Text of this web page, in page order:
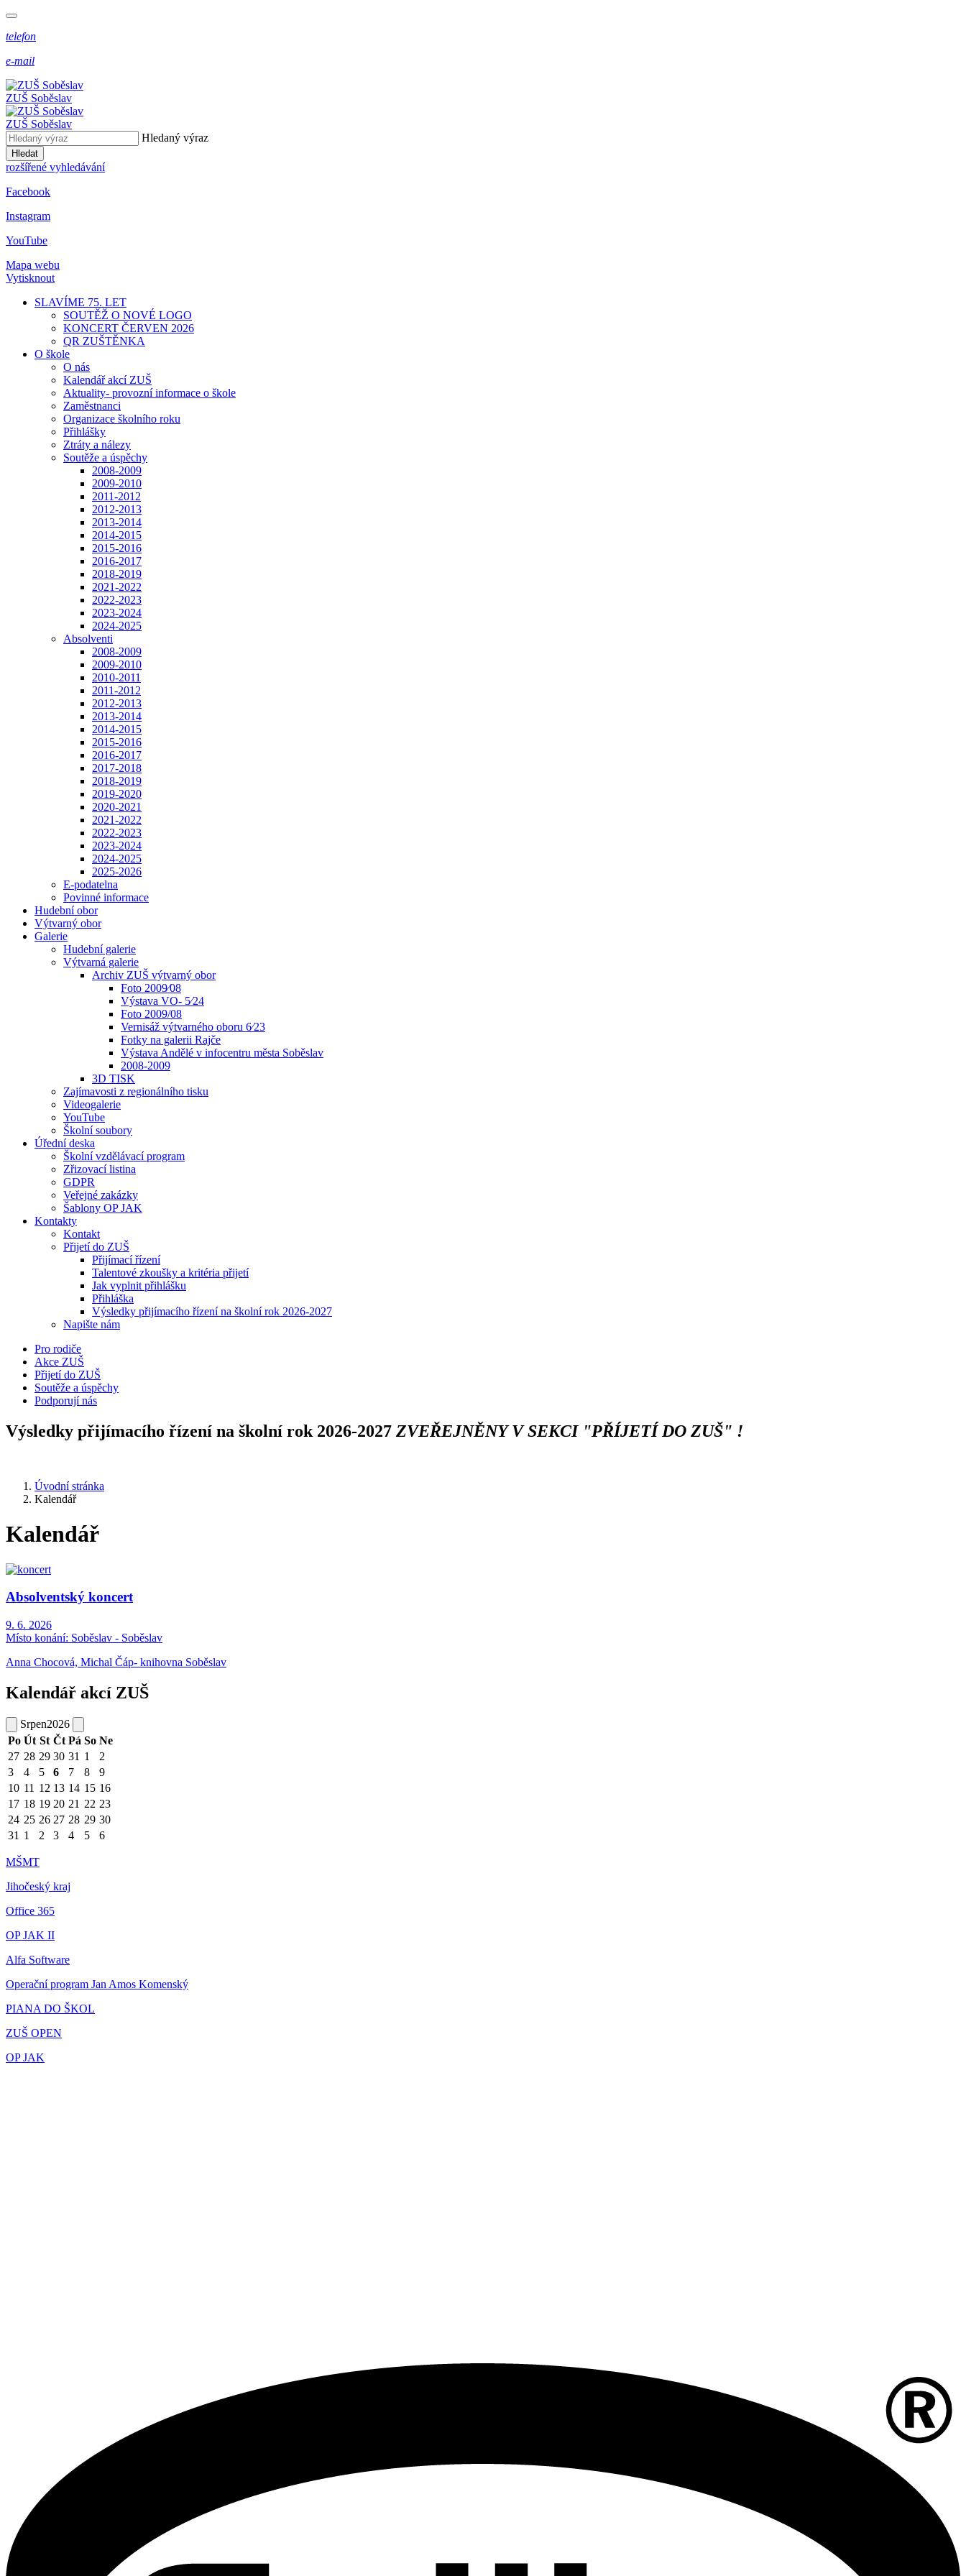
telefon
e-mail
ZUŠ Soběslav
ZUŠ Soběslav
Hledaný výraz
Hledat
rozšířené vyhledávání
Facebook
Instagram
YouTube
Mapa webu
Vytisknout
SLAVÍME 75. LET
SOUTĚŽ O NOVÉ LOGO
KONCERT ČERVEN 2026
QR ZUŠTĚNKA
O škole
O nás
Kalendář akcí ZUŠ
Aktuality- provozní informace o škole
Zaměstnanci
Organizace školního roku
Přihlášky
Ztráty a nálezy
Soutěže a úspěchy
2008-2009
2009-2010
2011-2012
2012-2013
2013-2014
2014-2015
2015-2016
2016-2017
2018-2019
2021-2022
2022-2023
2023-2024
2024-2025
Absolventi
2008-2009
2009-2010
2010-2011
2011-2012
2012-2013
2013-2014
2014-2015
2015-2016
2016-2017
2017-2018
2018-2019
2019-2020
2020-2021
2021-2022
2022-2023
2023-2024
2024-2025
2025-2026
E-podatelna
Povinné informace
Hudební obor
Výtvarný obor
Galerie
Hudební galerie
Výtvarná galerie
Archiv ZUŠ výtvarný obor
Foto 2009⁄08
Výstava VO- 5⁄24
Foto 2009/08
Vernisáž výtvarného oboru 6⁄23
Fotky na galerii Rajče
Výstava Andělé v infocentru města Soběslav
2008-2009
3D TISK
Zajímavosti z regionálního tisku
Videogalerie
YouTube
Školní soubory
Úřední deska
Školní vzdělávací program
Zřizovací listina
GDPR
Veřejné zakázky
Šablony OP JAK
Kontakty
Kontakt
Přijetí do ZUŠ
Přijímací řízení
Talentové zkoušky a kritéria přijetí
Jak vyplnit přihlášku
Přihláška
Výsledky přijímacího řízení na školní rok 2026-2027
Napište nám
Pro rodiče
Akce ZUŠ
Přijetí do ZUŠ
Soutěže a úspěchy
Podporují nás
Výsledky přijímacího řízení na školní rok 2026-2027 ZVEŘEJNĚNY V SEKCI "PŘÍJETÍ DO ZUŠ" !
Úvodní stránka
Kalendář
Kalendář
Absolventský koncert
9. 6. 2026
Místo konání: Soběslav - Soběslav
Anna Chocová, Michal Čáp- knihovna Soběslav
Kalendář akcí ZUŠ
Srpen2026
Po Út St Čt Pá So Ne
27 28 29 30 31 1
2
3
4 5 6 7 8
9
10 11 12 13 14 15 16
17 18 19 20 21 22 23
24 25 26 27 28 29 30
31 1 2 3 4 5 6
MŠMT
Jihočeský kraj
Office 365
OP JAK II
Alfa Software
Operační program Jan Amos Komenský
PIANA DO ŠKOL
ZUŠ OPEN
OP JAK